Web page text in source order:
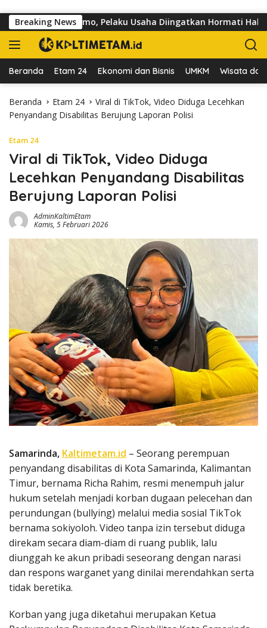
Breaking News
dr Sutomo, Pelaku Usaha Diingatkan Hormati Hak Pejalan
Beranda Etam 24 Ekonomi dan Bisnis UMKM Wisata dan
Beranda Etam 24
Viral di TikTok, Video Diduga Lecehkan
Penyandang Disabilitas Berujung Laporan Polisi
Etam 24
Viral di TikTok, Video Diduga
Lecehkan Penyandang Disabilitas
Berujung Laporan Polisi
AdminKaltimEtam
Kamis, 5 Februari 2026
Samarinda, Kaltimetam.id – Seorang perempuan
penyandang disabilitas di Kota Samarinda, Kalimantan
Timur, bernama Richa Rahim, resmi menempuh jalur
hukum setelah menjadi korban dugaan pelecehan dan
perundungan (bullying) melalui media sosial TikTok
bernama sokiyoloh. Video tanpa izin tersebut diduga
direkam secara diam-diam di ruang publik, lalu
diunggah ke akun pribadi seseorang dengan narasi
dan respons warganet yang dinilai merendahkan serta
tidak beretika.
Korban yang juga diketahui merupakan Ketua